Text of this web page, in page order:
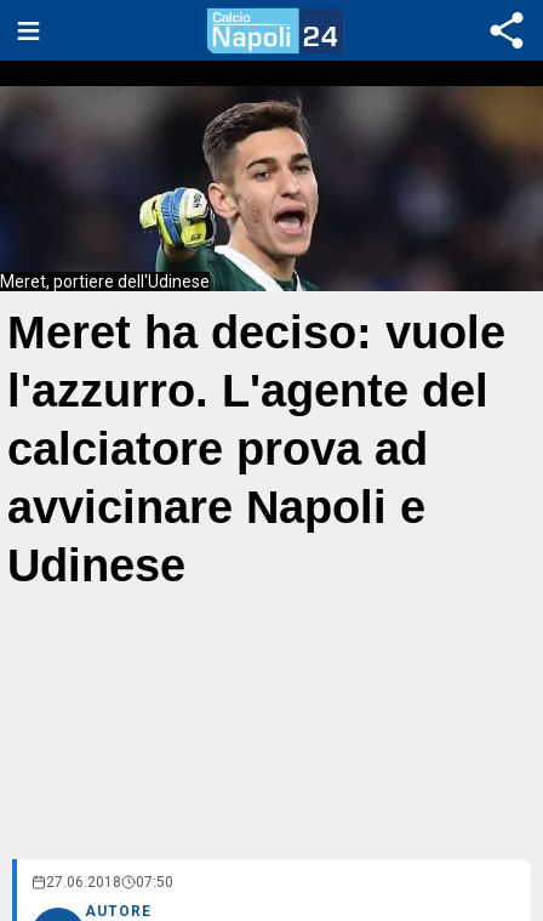
Meret, portiere dell'Udinese
Meret ha deciso: vuole
l'azzurro. L'agente del
calciatore prova ad
avvicinare Napoli e
Udinese
27.06.2018 07:50
AUTORE